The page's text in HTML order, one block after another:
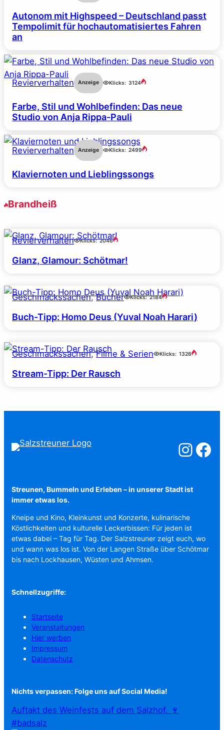
Autonom mit Highspeed – Deutschland passt
Tempolimit für hochautomatisiertes Fahren
an
Revierverhalten Anzeige Klicks: 3124
Farbe, Stil und Wohlbefinden: Das neue
Studio von Anja Rippa-Pauli
Revierverhalten Anzeige Klicks: 2499
Klaviernoten und Lieblingssongs
Brandheiß
Revierverhalten Klicks: 2046
Glanz, Glamour: Schötmar!
Geschmackssachen, Bücher Klicks: 2184
Buch-Tipp: Homo Deus (Yuval Noah Harari)
Geschmackssachen, Filme & Serien Klicks: 1326
Stream-Tipp: Der Rausch
Salzstreuner
Streunen, Bummeln und Erleben – in unserer Stadt ist
immer etwas los.
Kneipe und Kino, Kleinkunst und Konzerte, kulinarische
Köstlichkeiten und kulturelle Leckerbissen: Für jeden ist
etwas dabei – Tag für Tag. Der Salzstreuner zeigt euch, wo
und wann was los ist. Von der Langen Straße über Schötmar
bis nach Lockhausen, Wüsten und Ahmsen.
Schnellzugriffe:
Startseite
Veranstaltungen
Hier werben
Impressum
Datenschutz
Nichts verpassen: Folge uns auf Social Media!
Auftakt des Weinfests auf dem Salzhof. 🍷
#badsalz